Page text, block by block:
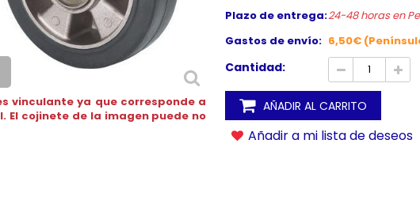
vinculante ya que corresponde a
El cojinete de la imagen puede no
Plazo de entrega:24-48 horas en
Gastos de envío: 6,50€
Cantidad:
AÑADIR AL CARRITO
Añadir a mi lista de deseos